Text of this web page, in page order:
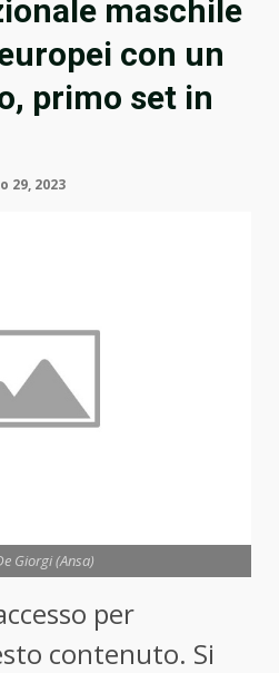
maschile
con un
primo set in
29, 2023
Giorgi (Ansa)
per
contenuto. Si